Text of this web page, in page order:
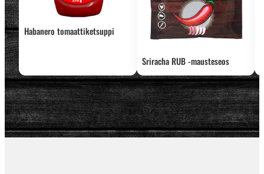
Habanero tomaattiketsuppi
Sriracha RUB -mausteseos